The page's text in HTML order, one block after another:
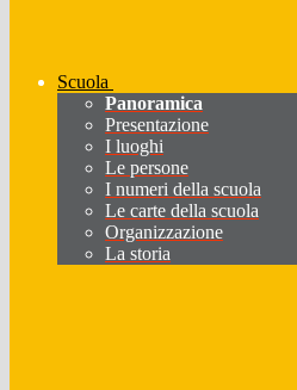
Scuola
Panoramica
Presentazione
I luoghi
Le persone
I numeri della scuola
Le carte della scuola
Organizzazione
La storia